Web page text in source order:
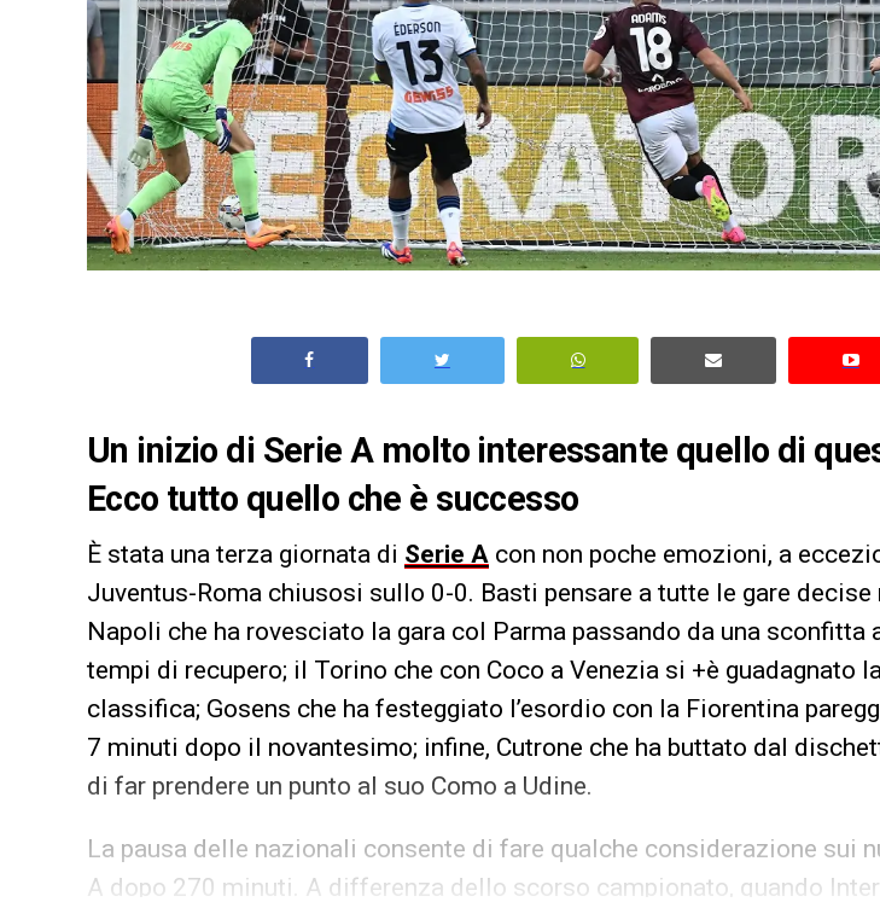
Un inizio di Serie A molto interessante quello di
Ecco tutto quello che è successo
È stata una terza giornata di Serie A con non poche emozioni, a
Juventus-Roma chiusosi sullo 0-0. Basti pensare a tutte le gare
Napoli che ha rovesciato la gara col Parma passando da una sconfitta
tempi di recupero; il Torino che con Coco a Venezia si +è guadagnato
classifica; Gosens che ha festeggiato l’esordio con la Fiorentina
7 minuti dopo il novantesimo; infine, Cutrone che ha buttato dal
di far prendere un punto al suo Como a Udine.
La pausa delle nazionali consente di fare qualche considerazione sui
A dopo 270 minuti. A differenza dello scorso campionato, quando